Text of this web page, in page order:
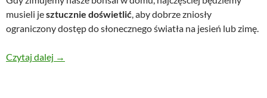
musieli jesztucznie doświetlić, aby dobrze zniosły
ograniczony dostęp do słonecznego światła na jesień lub zimę.
Czytaj dalej Doświetlanie bonsai sztucznym światłem jesienią i
→